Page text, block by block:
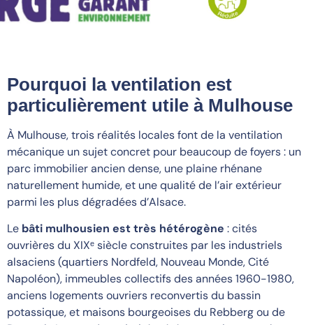
Pourquoi la ventilation est
particulièrement utile à Mulhouse
À Mulhouse, trois réalités locales font de la ventilation
mécanique un sujet concret pour beaucoup de foyers : un
parc immobilier ancien dense, une plaine rhénane
naturellement humide, et une qualité de l’air extérieur
parmi les plus dégradées d’Alsace.
Le bâti mulhousien est très hétérogène : cités
ouvrières du XIXᵉ siècle construites par les industriels
alsaciens (quartiers Nordfeld, Nouveau Monde, Cité
Napoléon), immeubles collectifs des années 1960-1980,
anciens logements ouvriers reconvertis du bassin
potassique, et maisons bourgeoises du Rebberg ou de